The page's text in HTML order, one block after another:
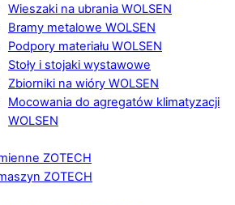
Wieszaki na ubrania WOLSEN
Bramy metalowe WOLSEN
Podpory materiału WOLSEN
Stoły i stojaki wystawowe
Zbiorniki na wióry WOLSEN
Mocowania do agregatów klimatyzacji
WOLSEN
ZOTECH
ZOTECH